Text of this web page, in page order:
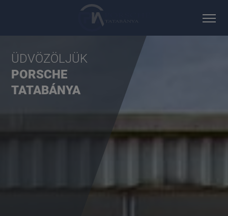
ÜDVÖZÖLJÜK
PORSCHE
TATABÁNYA